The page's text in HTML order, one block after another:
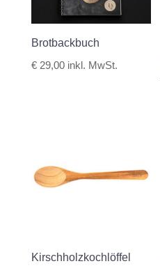
Brotbackbuch
€29,00 inkl. MwSt.
Kirschholzkochlöffel